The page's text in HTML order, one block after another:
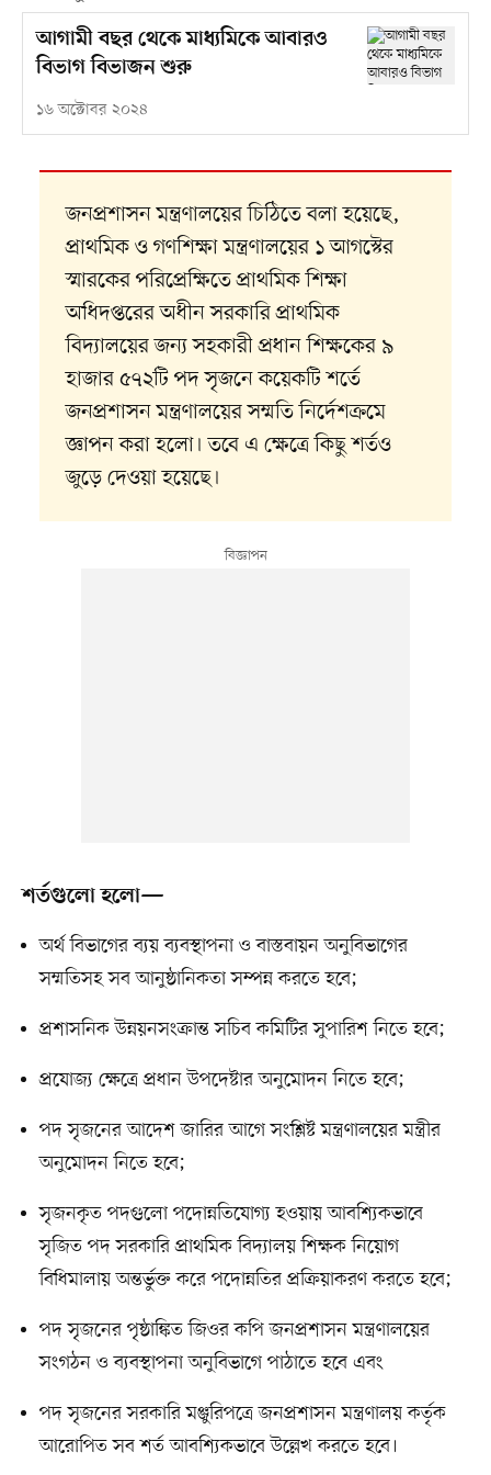
আগামী বছর থেকে মাধ্যমিকে আবারও
বিভাগ বিভাজন শুরু
১৬ অক্টোবর ২০২৪
জনপ্রশাসন মন্ত্রণালয়ের চিঠিতে বলা হয়েছে,
প্রাথমিক ও গণশিক্ষা মন্ত্রণালয়ের ১ আগস্টের
স্মারকের পরিপ্রেক্ষিতে প্রাথমিক শিক্ষা
অধিদপ্তরের অধীন সরকারি প্রাথমিক
বিদ্যালয়ের জন্য সহকারী প্রধান শিক্ষকের ৯
হাজার ৫৭২টি পদ সৃজনে কয়েকটি শর্তে
জনপ্রশাসন মন্ত্রণালয়ের সম্মতি নির্দেশক্রমে
জ্ঞাপন করা হলো। তবে এ ক্ষেত্রে কিছু শর্তও
জুড়ে দেওয়া হয়েছে।
শর্তগুলো হলো—
অর্থ বিভাগের ব্যয় ব্যবস্থাপনা ও বাস্তবায়ন অনুবিভাগের
সম্মতিসহ সব আনুষ্ঠানিকতা সম্পন্ন করতে হবে;
প্রশাসনিক উন্নয়নসংক্রান্ত সচিব কমিটির সুপারিশ নিতে হবে;
প্রযোজ্য ক্ষেত্রে প্রধান উপদেষ্টার অনুমোদন নিতে হবে;
পদ সৃজনের আদেশ জারির আগে সংশ্লিষ্ট মন্ত্রণালয়ের মন্ত্রীর
অনুমোদন নিতে হবে;
সৃজনকৃত পদগুলো পদোন্নতিযোগ্য হওয়ায় আবশ্যিকভাবে
সৃজিত পদ সরকারি প্রাথমিক বিদ্যালয় শিক্ষক নিয়োগ
বিধিমালায় অন্তর্ভুক্ত করে পদোন্নতির প্রক্রিয়াকরণ করতে হবে;
পদ সৃজনের পৃষ্ঠাঙ্কিত জিওর কপি জনপ্রশাসন মন্ত্রণালয়ের
সংগঠন ও ব্যবস্থাপনা অনুবিভাগে পাঠাতে হবে এবং
পদ সৃজনের সরকারি মঞ্জুরিপত্রে জনপ্রশাসন মন্ত্রণালয় কর্তৃক
আরোপিত সব শর্ত আবশ্যিকভাবে উল্লেখ করতে হবে।